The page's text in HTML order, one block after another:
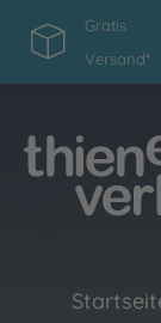
Gratis
Versand*